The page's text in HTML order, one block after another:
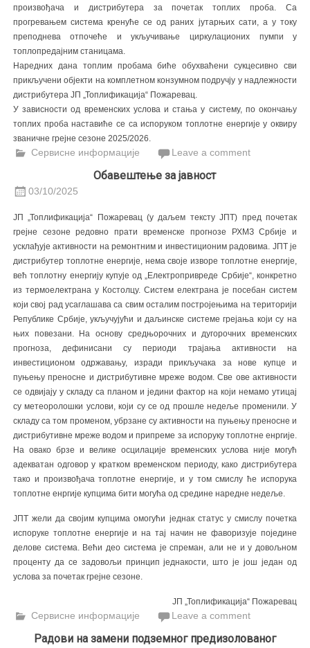
произвођача и дистрибутера за почетак топлих проба. Са
прогревањем система кренуће се од раних јутарњих сати, а у току
преподнева отпочеће и укључивање циркулационих пумпи у
топлопредајним станицама.
Наредних дана топлим пробама биће обухваћени сукцесивно сви
прикључени објекти на комплетном конзумном подручју у надлежности
дистрибутера ЈП „Топлификација“ Пожаревац.
У зависности од временских услова и стања у систему, по окончању
топлих проба наставиће се са испоруком топлотне енергије у оквиру
званичне грејне сезоне 2025/2026.
Сервисне информације Leave a comment
Обавештење за јавност
03/10/2025
ЈП „Топлификација“ Пожаревац (у даљем тексту ЈПТ) пред почетак
грејне сезоне редовно прати временске прогнозе РХМЗ Србије и
усклађује активности на ремонтним и инвестиционим радовима. ЈПТ је
дистрибутер топлотне енергије, нема своје изворе топлотне енергије,
већ топлотну енергију купује од „Електропривреде Србије“, конкретно
из термоелектрана у Костолцу. Систем електрана је посебан систем
који свој рад усаглашава са свим осталим постројењима на територији
Републике Србије, укључујући и даљинске системе грејања који су на
њих повезани. На основу средњорочних и дугорочних временских
прогноза, дефинисани су периоди трајања активности на
инвестиционом одржавању, изради прикључака за нове купце и
пуњењу преносне и дистрибутивне мреже водом. Све ове активности
се одвијају у складу са планом и једини фактор на који немамо утицај
су метеоролошки услови, који су се од прошле недеље променили. У
складу са том променом, убрзане су активности на пуњењу преносне и
дистрибутивне мреже водом и припреме за испоруку топлотне енргије.
На овако брзе и велике осцилације временских услова није могућ
адекватан одговор у кратком временском периоду, како дистрибутера
тако и произвођача топлотне енергије, и у том смислу ће испорука
топлотне енргије купцима бити могућа од средине наредне недеље.
ЈПТ жели да својим купцима омогући једнак статус у смислу почетка
испоруке топлотне енергије и на тај начин не фаворизује поједине
делове система. Већи део система је спреман, али не и у довољном
проценту да се задовољи принцип једнакости, што је још један од
услова за почетак грејне сезоне.
ЈП „Топлификација“ Пожаревац
Сервисне информације Leave a comment
Радови на замени подземног предизолованог